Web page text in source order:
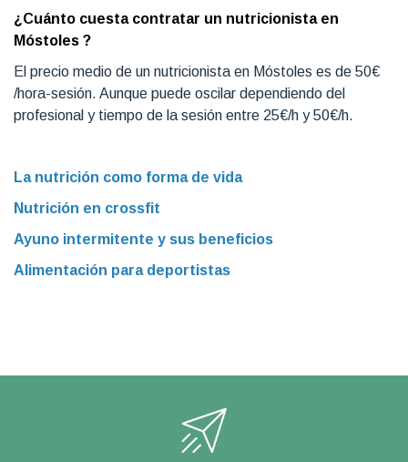
¿Cuánto cuesta contratar un nutricionista en
Móstoles ?
El precio medio de un nutricionista en Móstoles es de 50€
/hora-sesión. Aunque puede oscilar dependiendo del
profesional y tiempo de la sesión entre 25€/h y 50€/h.
La nutrición como forma de vida
Nutrición en crossfit
Ayuno intermitente y sus beneficios
Alimentación para deportistas